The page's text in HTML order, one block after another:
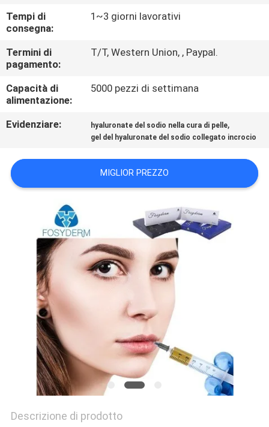
CASI
CHIEDI
PREVENTIVO
SHOPPING
ONLINE
MAPPA
SITO
PRIVACY
POLICY
Tempi di
consegna:
1~3 giorni lavorativi
Termini di
pagamento:
T/T, Western Union, , Paypal.
Capacità di
alimentazione:
5000 pezzi di settimana
Evidenziare: hyaluronate del sodio nella cura di pelle,
gel del hyaluronate del sodio collegato incrocio
MIGLIOR PREZZO
Descrizione di prodotto